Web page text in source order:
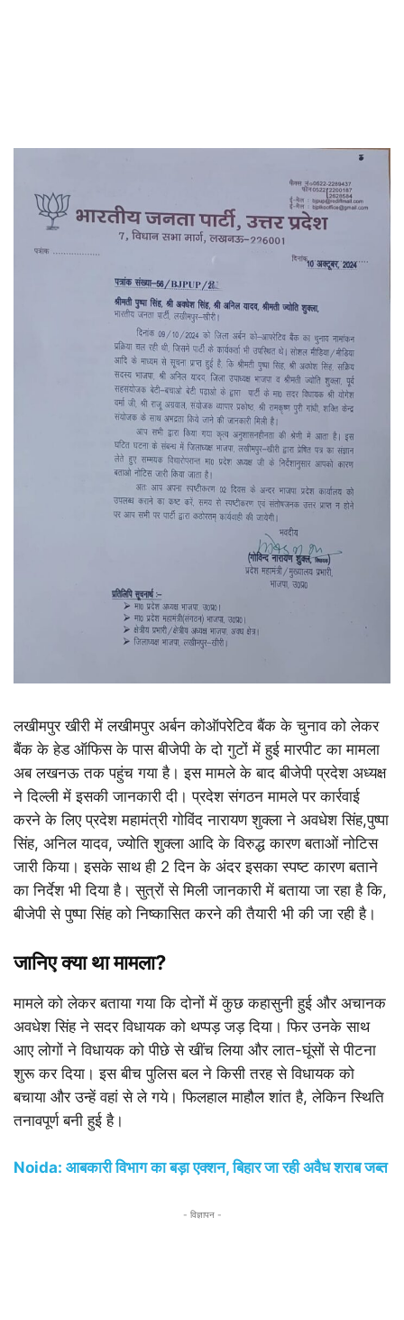
लखीमपुर खीरी में लखीमपुर अर्बन कोऑपरेटिव बैंक के चुनाव को लेकर
बैंक के हेड ऑफिस के पास बीजेपी के दो गुटों में हुई मारपीट का मामला
अब लखनऊ तक पहुंच गया है। इस मामले के बाद बीजेपी प्रदेश अध्यक्ष
ने दिल्ली में इसकी जानकारी दी। प्रदेश संगठन मामले पर कार्रवाई
करने के लिए प्रदेश महामंत्री गोविंद नारायण शुक्ला ने अवधेश सिंह,पुष्पा
सिंह, अनिल यादव, ज्योति शुक्ला आदि के विरुद्ध कारण बताओं नोटिस
जारी किया। इसके साथ ही 2 दिन के अंदर इसका स्पष्ट कारण बताने
का निर्देश भी दिया है। सुत्रों से मिली जानकारी में बताया जा रहा है कि,
बीजेपी से पुष्पा सिंह को निष्कासित करने की तैयारी भी की जा रही है।
जानिए क्या था मामला?
मामले को लेकर बताया गया कि दोनों में कुछ कहासुनी हुई और अचानक
अवधेश सिंह ने सदर विधायक को थप्पड़ जड़ दिया। फिर उनके साथ
आए लोगों ने विधायक को पीछे से खींच लिया और लात-घूंसों से पीटना
शुरू कर दिया। इस बीच पुलिस बल ने किसी तरह से विधायक को
बचाया और उन्हें वहां से ले गये। फिलहाल माहौल शांत है, लेकिन स्थिति
तनावपूर्ण बनी हुई है।
Noida: आबकारी विभाग का बड़ा एक्शन, बिहार जा रही अवैध शराब जब्त
- विज्ञापन -